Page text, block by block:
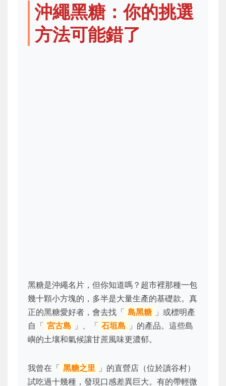
沖繩黑糖：你的挑選
方法可能錯了
黑糖是沖繩名片，但你知道嗎？超市裡那種一包
幾十顆小方塊的，多半是大量生產的基礎款。真
正的黑糖愛好者，會去找「 島黑糖 」或標明產
自「 宮古島 」、「 石垣島
」的產品。這些島
嶼的土壤和氣候讓甘蔗風味更濃郁。
我曾在「 黑糖之里
」的直營店（位於讀谷村）
試吃過十幾種，發現口感差異巨大。有的帶輕微